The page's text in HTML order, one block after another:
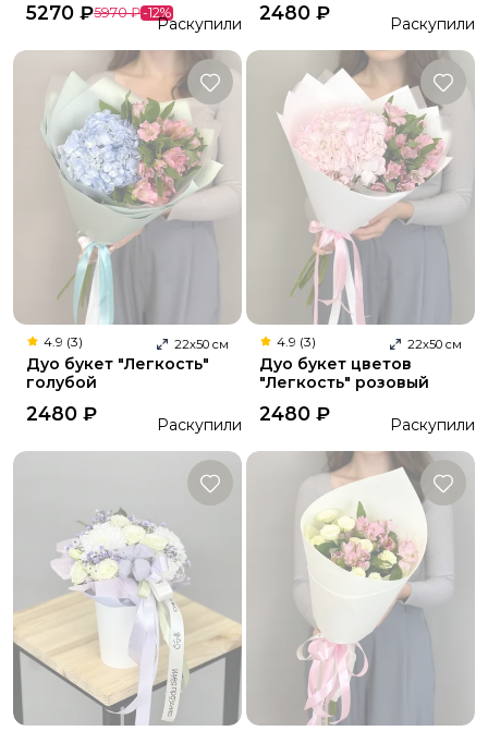
5270 ₽5970 ₽-12%
Раскупили 2480 ₽ Раскупили
4.9 (3) 22х50 см
Дуо букет "Легкость"
голубой
2480 ₽ Раскупили
4.9 (3) 22х50 см
Дуо букет цветов
"Легкость" розовый
2480 ₽ Раскупили